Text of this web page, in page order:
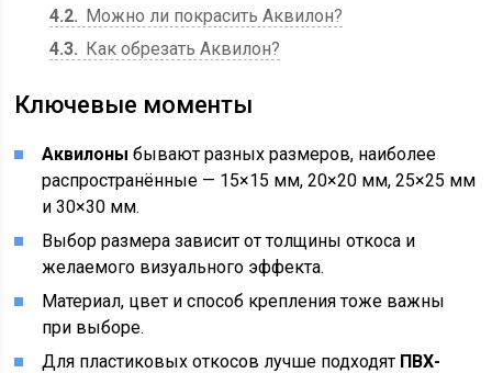
4.2
Можно ли покрасить Аквилон?
4.3
Как обрезать Аквилон?
Ключевые моменты
Аквилоны бывают разных размеров, наиболее
распространённые — 15×15 мм, 20×20 мм, 25×25 мм
и 30×30 мм.
Выбор размера зависит от толщины откоса и
желаемого визуального эффекта.
Материал, цвет и способ крепления тоже важны
при выборе.
Для пластиковых откосов лучше подходят ПВХ-